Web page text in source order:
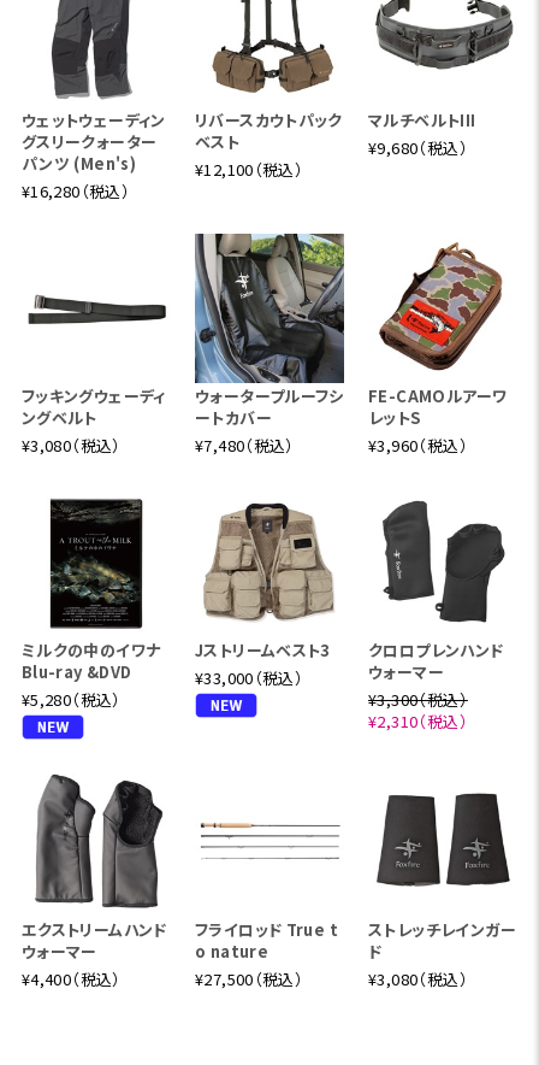
ウェットウェーディン
グスリークォーター
パンツ (Men's)
¥16,280（税込）
リバースカウトパック
ベスト
¥12,100（税込）
マルチベルトIII
¥9,680（税込）
フッキングウェーディ
ングベルト
¥3,080（税込）
ウォータープルーフシ
ートカバー
¥7,480（税込）
FE-CAMOルアーワ
レットS
¥3,960（税込）
ミルクの中のイワナ
Blu-ray &DVD
¥5,280（税込）
Jストリームベスト3
¥33,000（税込）
クロロプレンハンド
ウォーマー
¥3,300（税込）
¥2,310（税込）
エクストリームハンド
ウォーマー
¥4,400（税込）
フライロッド True t
o nature
¥27,500（税込）
ストレッチレインガー
ド
¥3,080（税込）